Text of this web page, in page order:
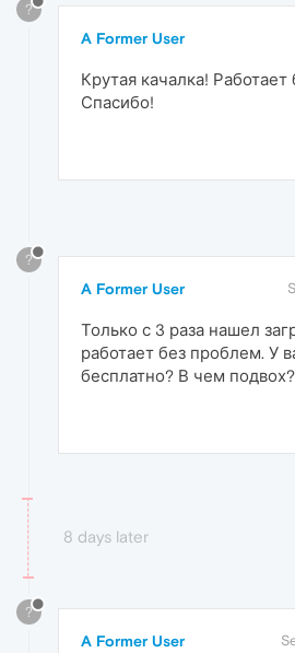
?
A Former User
Крутая качалка! Работает
Спасибо!
?
A Former User
Только с 3 раза нашел
работает без проблем. У
бесплатно? В чем подвох?
8 days later
?
A Former User